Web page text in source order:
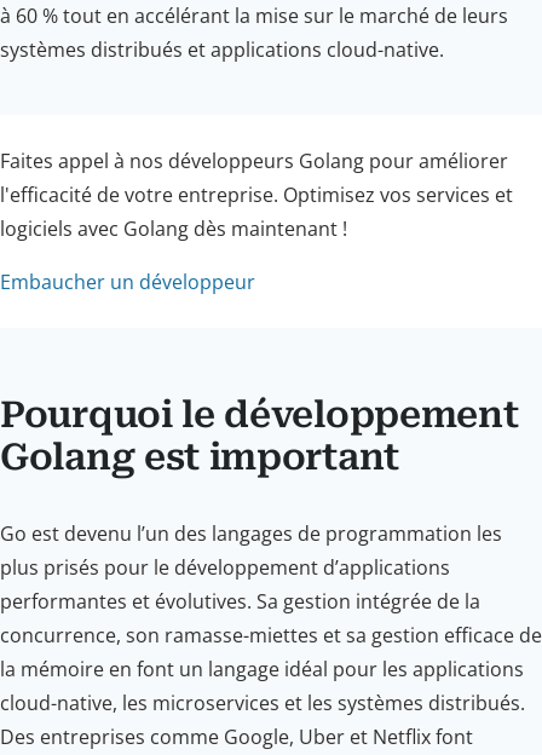
à 60 % tout en accélérant la mise sur le marché de leurs
systèmes distribués et applications cloud-native.
Faites appel à nos développeurs Golang pour améliorer
l'efficacité de votre entreprise. Optimisez vos services et
logiciels avec Golang dès maintenant !
Embaucher un développeur
Pourquoi le développement
Golang est important
Go est devenu l’un des langages de programmation les
plus prisés pour le développement d’applications
performantes et évolutives. Sa gestion intégrée de la
concurrence, son ramasse-miettes et sa gestion efficace de
la mémoire en font un langage idéal pour les applications
cloud-native, les microservices et les systèmes distribués.
Des entreprises comme Google, Uber et Netflix font